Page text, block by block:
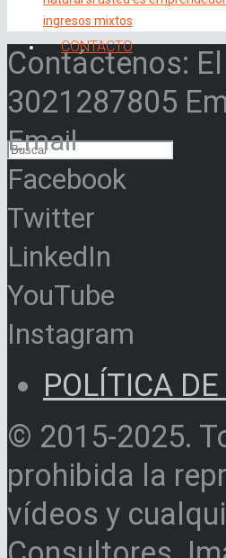
CONTACTO
ingresos mixtos
Contáctenos:
3021287805
Email
Facebook
Twitter
LinkedIn
YouTube
Instagram
POLÍTICA
© 2015-2025.
prohibida la
vídeos y